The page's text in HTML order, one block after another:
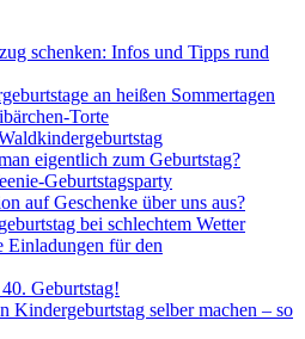
schenken: Infos und Tipps rund
an heißen Sommertagen
Torte
eigentlich zum Geburtstag?
Geburtstagsparty
auf Geschenke über uns aus?
bei schlechtem Wetter
Einladungen für den
Geburtstag!
Kindergeburtstag selber machen – so